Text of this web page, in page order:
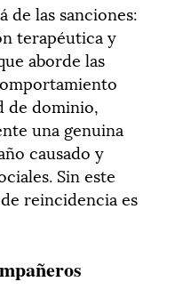
de las sanciones:
terapéutica y
aborde las
de dominio,
una genuina
causado y
Sin este
reincidencia es